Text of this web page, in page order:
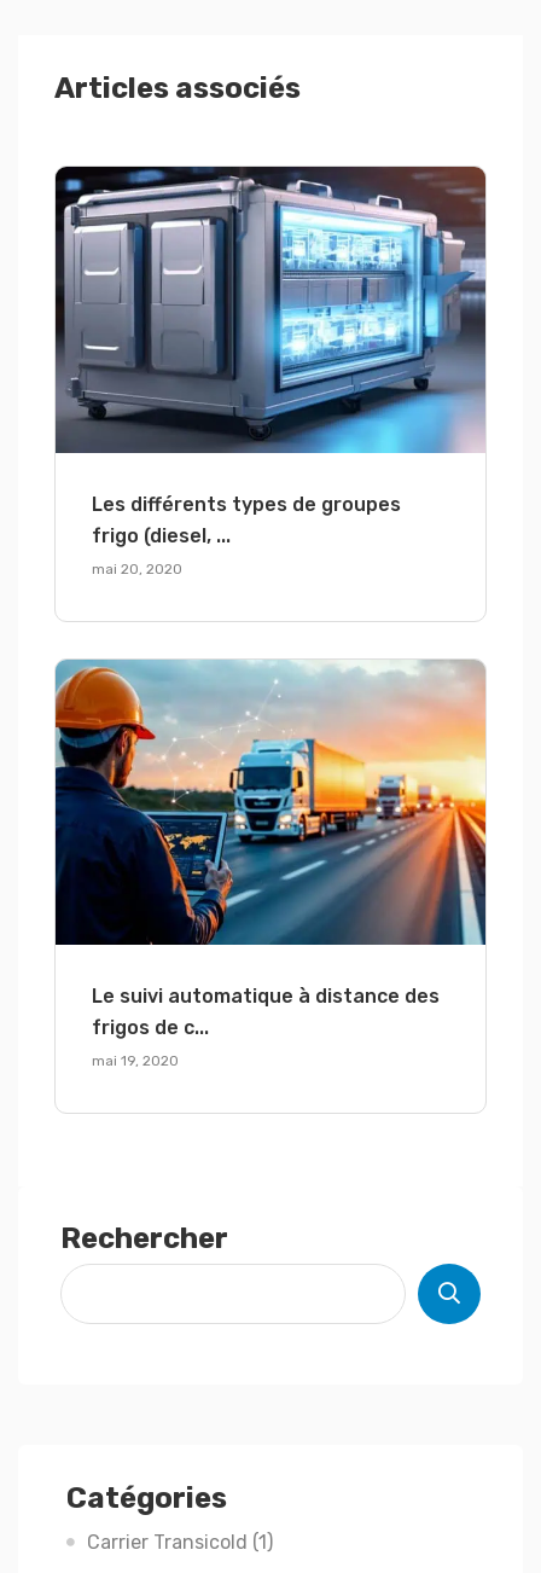
Articles associés
Les différents types de groupes
frigo (diesel, ...
mai 20, 2020
Le suivi automatique à distance des
frigos de c...
mai 19, 2020
Rechercher
Catégories
Carrier Transicold (1)